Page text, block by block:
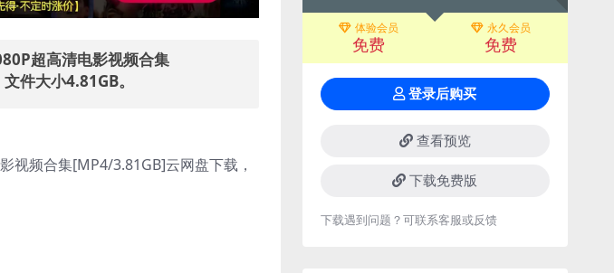
超高清电影视频合集
件大小4.81GB。
体验会员
免费
永久会员
免费
登录后购买
查看预览
下载免费版
下载遇到问题？可联系客服或反馈